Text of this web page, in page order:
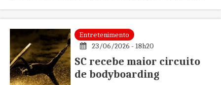
Entretenimento
23/06/2026 - 18h20
SC recebe maior circuito
de bodyboarding